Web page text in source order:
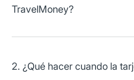
TravelMoney?
2. ¿Qué hacer cuando la